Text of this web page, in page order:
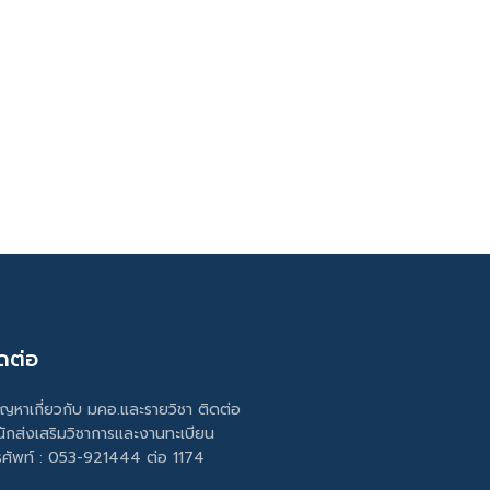
ต่อ
หาเกี่ยวกับ มคอ.และรายวิชา ติดต่อ
กส่งเสริมวิชาการและงานทะเบียน
ศัพท์ : 053-921444 ต่อ 1174